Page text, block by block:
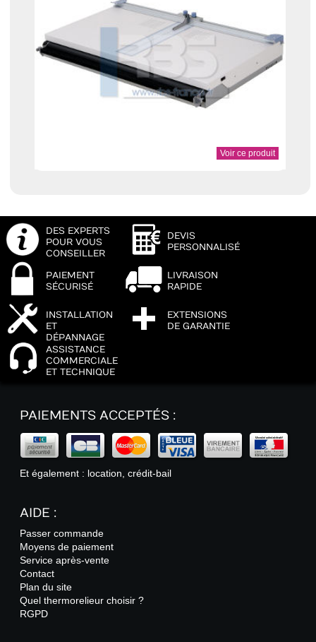
Voir ce produit
DES EXPERTS
POUR VOUS
CONSEILLER
DEVIS
PERSONNALISÉ
PAIEMENT
SÉCURISÉ
LIVRAISON
RAPIDE
INSTALLATION
ET
DÉPANNAGE
EXTENSIONS
DE GARANTIE
ASSISTANCE
COMMERCIALE
ET TECHNIQUE
PAIEMENTS ACCEPTÉS :
Et également : location, crédit-bail
AIDE :
Passer commande
Moyens de paiement
Service après-vente
Contact
Plan du site
Quel thermorelieur choisir ?
RGPD